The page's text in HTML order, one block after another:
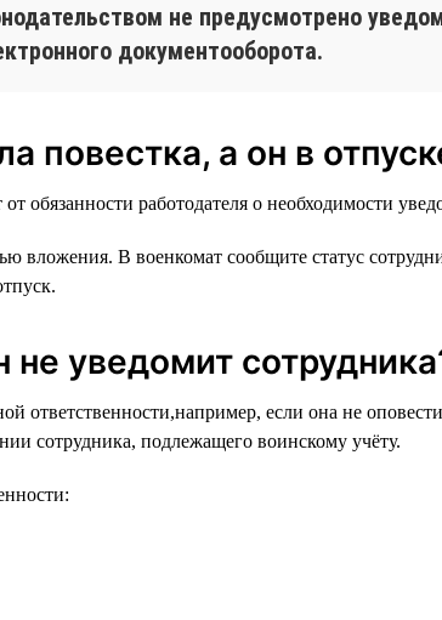
не предусмотрено
документооборота.
повестка, а он в
обязанности работодателя о необходимости
вложения. В военкомат сообщите статус
не уведомит
если она не
сотрудника, подлежащего воинскому учёту.